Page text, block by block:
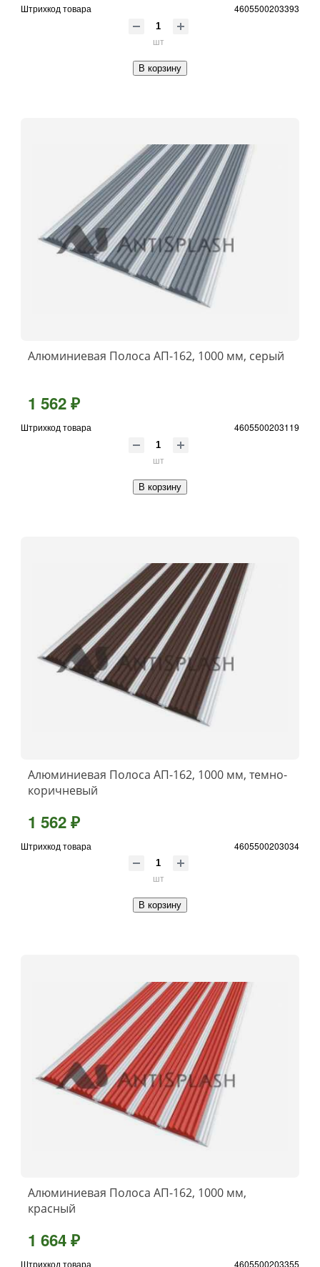
Штрихкод товара 4605500203393
шт
В корзину
Алюминиевая Полоса АП-162, 1000 мм, серый
1 562 ₽
Штрихкод товара 4605500203119
шт
В корзину
Алюминиевая Полоса АП-162, 1000 мм, темно-
коричневый
1 562 ₽
Штрихкод товара 4605500203034
шт
В корзину
Алюминиевая Полоса АП-162, 1000 мм,
красный
1 664 ₽
Штрихкод товара 4605500203355